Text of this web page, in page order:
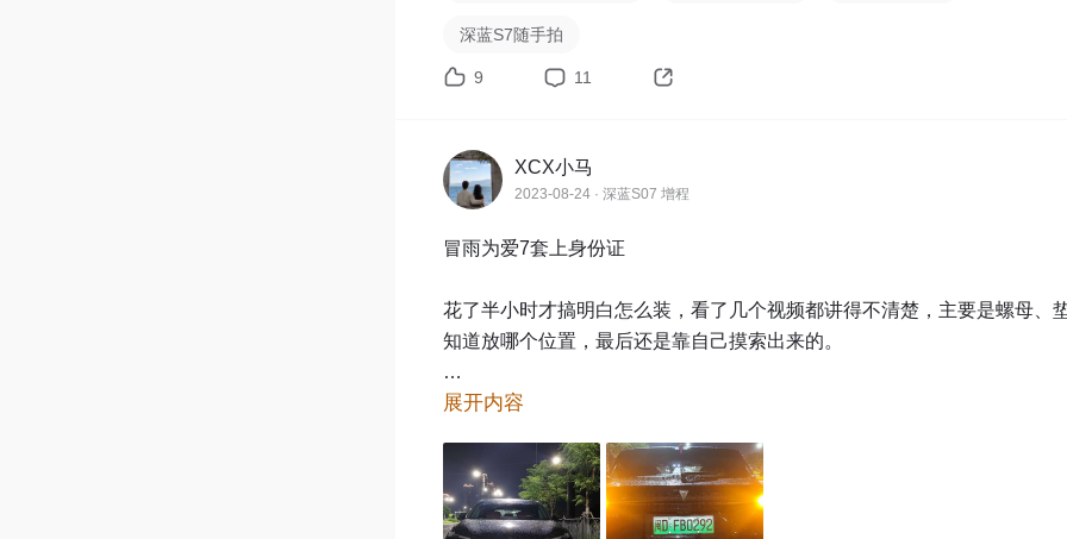
深蓝S7随手拍
9 11
XCX小马
2023-08-24 · 深蓝S07 增程
冒雨为爱7套上身份证
花了半小时才搞明白怎么装，看了几个视频都讲得不清楚，主要是螺母、
知道放哪个位置，最后还是靠自己摸索出来的。
秘诀:
正面，增加受力面积，(其它几个配件应该一看就知道是怎么拼接的，就是
和垫片有点难办）;
2、螺母你要是实在不知道装哪，那就不装也行。我是车头的牌没装，车尾
展开内容